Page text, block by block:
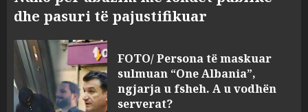
dhe pasuri të pajustifikuar
FOTO/ Persona të maskuar
sulmuan “One Albania”,
ngjarja u fsheh. A u vodhën
serverat?